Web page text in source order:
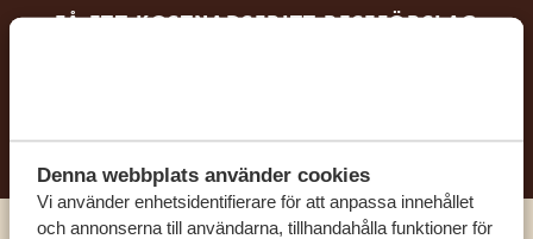
Denna webbplats använder cookies
Vi använder enhetsidentifierare för att anpassa innehållet
och annonserna till användarna, tillhandahålla funktioner för
FÅ ETT KOSTNADSFRITT RESEFÖRSLAG